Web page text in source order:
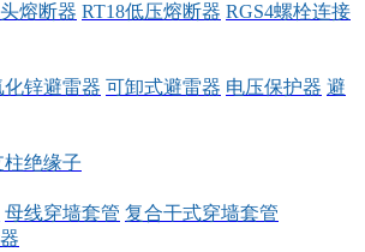
熔断器 RT18低压熔断器 RGS4螺栓连接
化锌避雷器 可卸式避雷器 电压保护器 避
柱绝缘子
母线穿墙套管 复合干式穿墙套管